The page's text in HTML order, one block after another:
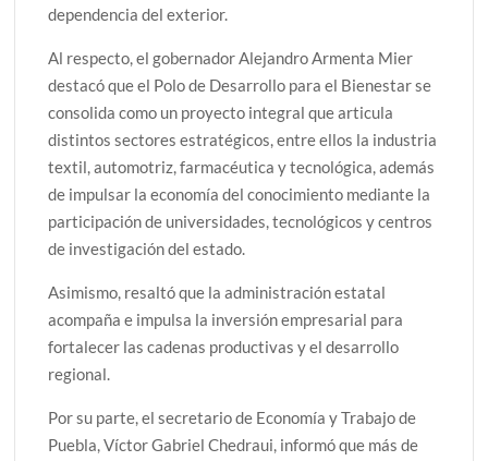
dependencia del exterior.
Al respecto, el gobernador Alejandro Armenta Mier
destacó que el Polo de Desarrollo para el Bienestar se
consolida como un proyecto integral que articula
distintos sectores estratégicos, entre ellos la industria
textil, automotriz, farmacéutica y tecnológica, además
de impulsar la economía del conocimiento mediante la
participación de universidades, tecnológicos y centros
de investigación del estado.
Asimismo, resaltó que la administración estatal
acompaña e impulsa la inversión empresarial para
fortalecer las cadenas productivas y el desarrollo
regional.
Por su parte, el secretario de Economía y Trabajo de
Puebla, Víctor Gabriel Chedraui, informó que más de